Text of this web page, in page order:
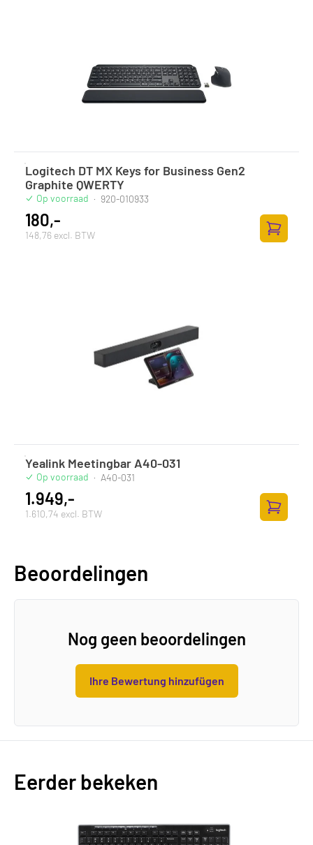
Logitech DT MX Keys for Business Gen2
Graphite QWERTY
Op voorraad · 920-010933
180,-
148,76 excl. BTW
Zum
Yealink Meetingbar A40-031
Op voorraad · A40-031
1.949,-
1.610,74 excl. BTW
Zum
Beoordelingen
Nog geen beoordelingen
Ihre Bewertung hinzufügen
Eerder bekeken